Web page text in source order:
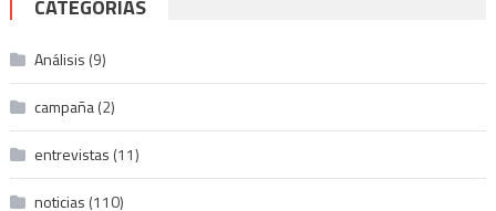
CATEGORÍAS
Análisis (9)
campaña(2)
entrevistas (11)
noticias (110)